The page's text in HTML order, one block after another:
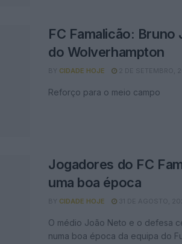
FC Famalicão:
do Wolverhampton
BY CIDADE HOJE 2 DE SETEMBRO,
Reforço para o meio campo
Jogadores do FC
uma boa época
BY CIDADE HOJE 31 DE AGOSTO,
O médio João Neto e o defesa
numa boa época da equipa do